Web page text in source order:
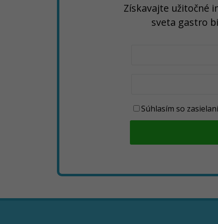
Získavajte užitočné
sveta gastro
Súhlasím so